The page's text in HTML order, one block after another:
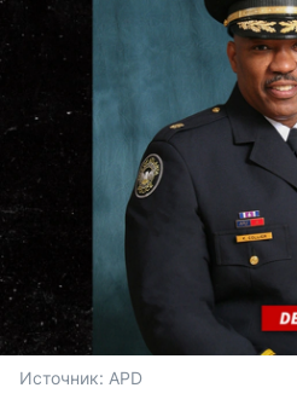
Источник: APD